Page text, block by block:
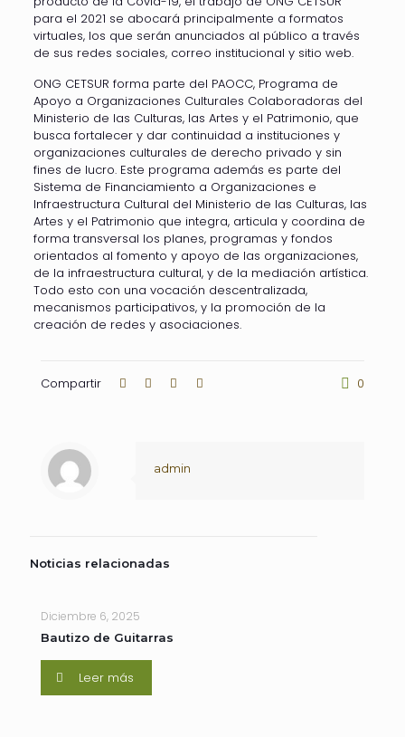
para el 2021 se abocará principalmente a formatos
virtuales, los que serán anunciados al público a través
de sus redes sociales, correo institucional y sitio web.
ONG CETSUR forma parte del PAOCC, Programa de
Apoyo a Organizaciones Culturales Colaboradoras del
Ministerio de las Culturas, las Artes y el Patrimonio, que
busca fortalecer y dar continuidad a instituciones y
organizaciones culturales de derecho privado y sin
fines de lucro. Este programa además es parte del
Sistema de Financiamiento a Organizaciones e
Infraestructura Cultural del Ministerio de las Culturas, las
Artes y el Patrimonio que integra, articula y coordina de
forma transversal los planes, programas y fondos
orientados al fomento y apoyo de las organizaciones,
de la infraestructura cultural, y de la mediación artística.
Todo esto con una vocación descentralizada,
mecanismos participativos, y la promoción de la
creación de redes y asociaciones.
Compartir 0
admin
Noticias relacionadas
Diciembre 6, 2025
Bautizo de Guitarras
Leer más